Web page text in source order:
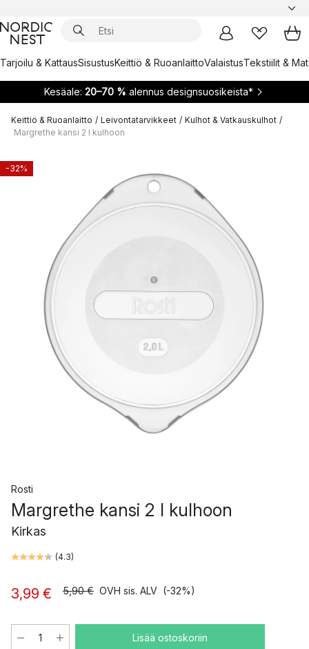
Tarjoilu & KattausSisustusKeittiö & RuoanlaittoValaistusTekstiilit &
Kesäale: 20–70 % alennus designsuosikeista*
Keittiö & Ruoanlaitto / Leivontatarvikkeet / Kulhot & Vatkauskulhot /
Margrethe kansi 2 l kulhoon
-32%
Rosti
Margrethe kansi 2 l kulhoon
Kirkas
(4.3)
3,99 € 5,90 € OVH sis. ALV (-32%)
Lisää ostoskoriin